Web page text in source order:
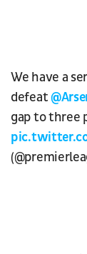
We have a
defeat
gap to three